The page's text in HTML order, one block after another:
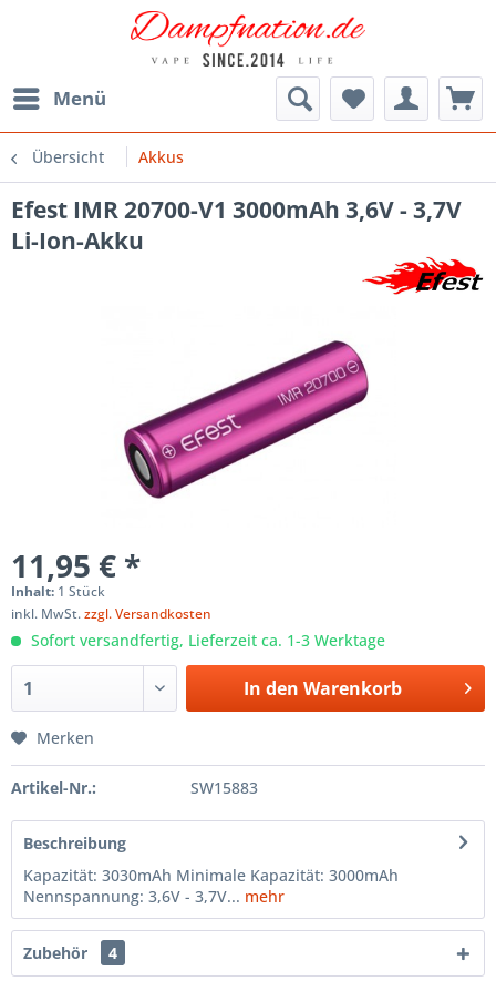
Menü
Übersicht Akkus
Efest IMR 20700-V1 3000mAh 3,6V - 3,7V
Li-Ion-Akku
11,95 € *
Inhalt: 1 Stück
inkl. MwSt.zzgl. Versandkosten
Sofort versandfertig, Lieferzeit ca. 1-3 Werktage
In den Warenkorb
Merken
Artikel-Nr.: SW15883
Beschreibung
Kapazität: 3030mAh Minimale Kapazität: 3000mAh
Nennspannung: 3,6V - 3,7V... mehr
Zubehör 4